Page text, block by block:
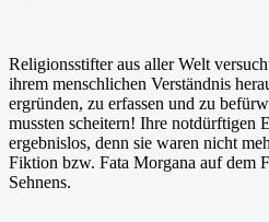
Religionsstifter aus aller Welt
ihrem menschlichen Verständnis
ergründen, zu erfassen und zu
mussten scheitern! Ihre notdürftigen
ergebnislos, denn sie waren nicht
Fiktion bzw. Fata Morgana auf dem
Sehnens.